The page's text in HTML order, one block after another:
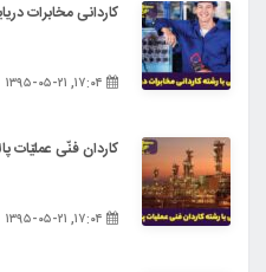
کاردانی مخابرات
کاردان فنّی